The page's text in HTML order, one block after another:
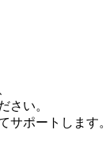
さい。
サポートします。